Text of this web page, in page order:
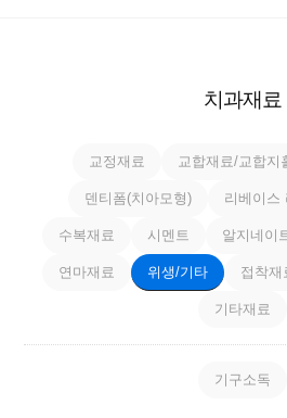
치과재료
교정재료 교합재료/교합지
덴티폼(치아모형) 리베이스
수복재료 시멘트 알지네이
연마재료 위생/기타 접착재
기타재료
기구소독